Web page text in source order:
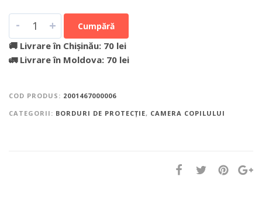
- + Cumpără
🚚 Livrare în Chișinău: 70 lei
🚛 Livrare în Moldova: 70 lei
COD PRODUS: 2001467000006
CATEGORII: BORDURI DE PROTECȚIE, CAMERA COPILULUI